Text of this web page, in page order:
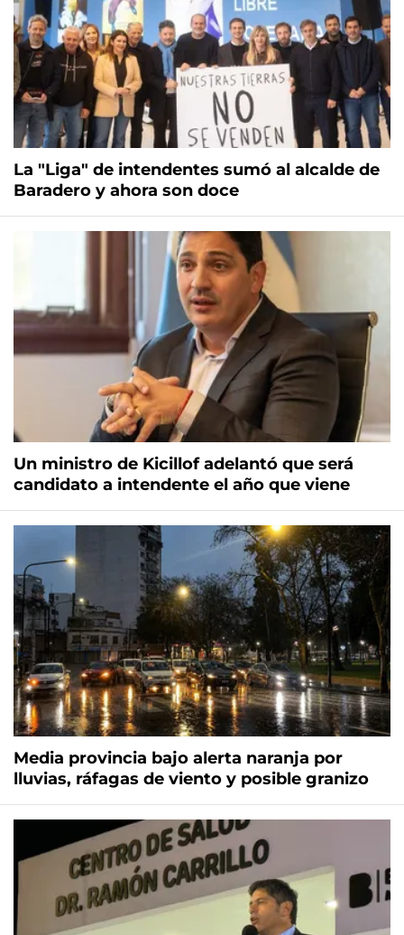
La "Liga" de intendentes sumó al alcalde de
Baradero y ahora son doce
Un ministro de Kicillof adelantó que será
candidato a intendente el año que viene
Media provincia bajo alerta naranja por
lluvias, ráfagas de viento y posible granizo